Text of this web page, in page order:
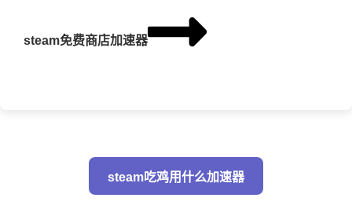
steam免费商店加速器
steam吃鸡用什么加速器